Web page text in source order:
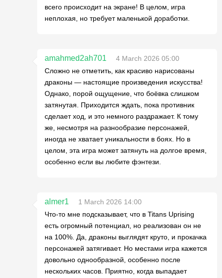
всего происходит на экране! В целом, игра
неплохая, но требует маленькой доработки.
amahmed2ah701
4 March 2026 05:00
Сложно не отметить, как красиво нарисованы
драконы — настоящие произведения искусства!
Однако, порой ощущение, что боёвка слишком
затянутая. Приходится ждать, пока противник
сделает ход, и это немного раздражает. К тому
же, несмотря на разнообразие персонажей,
иногда не хватает уникальности в боях. Но в
целом, эта игра может затянуть на долгое время,
особенно если вы любите фэнтези.
almer1
1 March 2026 14:00
Что-то мне подсказывает, что в Titans Uprising
есть огромный потенциал, но реализован он не
на 100%. Да, драконы выглядят круто, и прокачка
персонажей затягивает. Но местами игра кажется
довольно однообразной, особенно после
нескольких часов. Приятно, когда выпадает